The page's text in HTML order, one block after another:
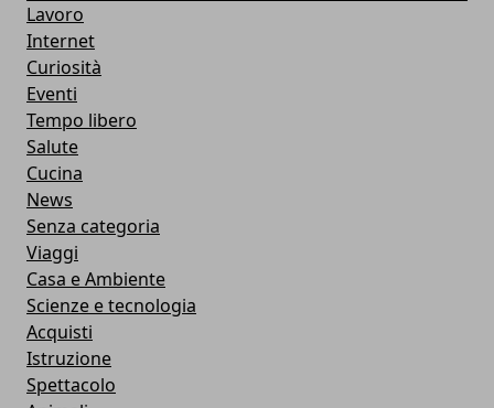
Lavoro
Internet
Curiosità
Eventi
Tempo libero
Salute
Cucina
News
Senza categoria
Viaggi
Casa e Ambiente
Scienze e tecnologia
Acquisti
Istruzione
Spettacolo